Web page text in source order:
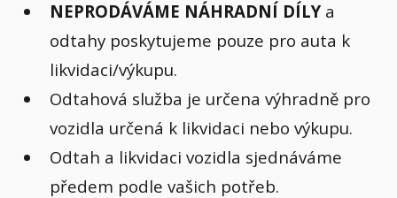
NEPRODÁVÁME NÁHRADNÍ DÍLYa
odtahy poskytujeme pouze pro auta k
likvidaci/výkupu.
Odtahová služba je určena výhradně pro
vozidla určená k likvidaci nebo výkupu.
Odtah a likvidaci vozidla sjednáváme
předem podle vašich potřeb.